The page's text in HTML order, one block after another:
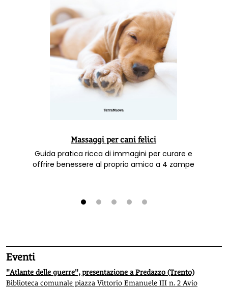
Massaggi per cani felici
Guida pratica ricca di immagini per curare e
offrire benessere al proprio amico a 4 zampe
Eventi
"Atlante delle guerre", presentazione a Predazzo (Trento)
Biblioteca comunale piazza Vittorio Emanuele III n. 2 Avio